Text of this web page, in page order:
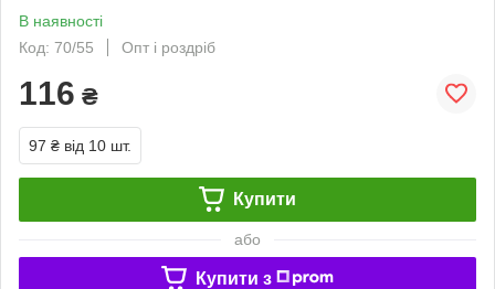
В наявності
Код: 70/55
Опт і роздріб
116 ₴
97 ₴ від 10 шт.
Купити
або
Купити з